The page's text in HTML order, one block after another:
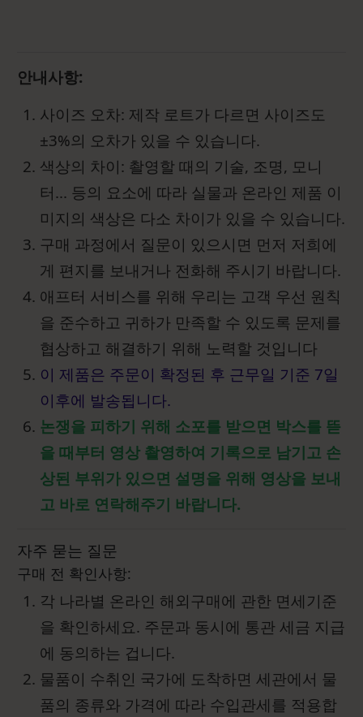
안내사항:
사이즈 오차: 제작 로트가 다르면 사이즈도
±3%의 오차가 있을 수 있습니다.
색상의 차이: 촬영할 때의 기술, 조명, 모니
터... 등의 요소에 따라 실물과 온라인 제품 이
미지의 색상은 다소 차이가 있을 수 있습니다.
구매 과정에서 질문이 있으시면 먼저 저희에
게 편지를 보내거나 전화해 주시기 바랍니다.
애프터 서비스를 위해 우리는 고객 우선 원칙
을 준수하고 귀하가 만족할 수 있도록 문제를
협상하고 해결하기 위해 노력할 것입니다
이 제품은 주문이 확정된 후 근무일 기준 7일
이후에 발송됩니다.
논쟁을 피하기 위해 소포를 받으면 박스를 뜯
을 때부터 영상 촬영하여 기록으로 남기고 손
상된 부위가 있으면 설명을 위해 영상을 보내
고 바로 연락해주기 바랍니다.
자주 묻는 질문
구매 전 확인사항:
각 나라별 온라인 해외구매에 관한 면세기준
을 확인하세요. 주문과 동시에 통관 세금 지급
에 동의하는 겁니다.
물품이 수취인 국가에 도착하면 세관에서 물
품의 종류와 가격에 따라 수입관세를 적용합